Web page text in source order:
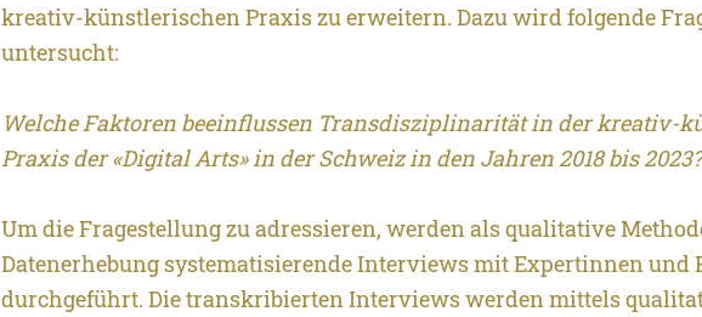
kreativ-künstlerischen Praxis zu erweitern. Dazu wird folgende
untersucht:
Welche Faktoren beeinflussen Transdisziplinarität in der kreativ-
Praxis der «Digital Arts» in der Schweiz in den Jahren 2018 bis 2023?
Um die Fragestellung zu adressieren, werden als qualitative
Datenerhebung systematisierende Interviews mit Expertinnen und
durchgeführt. Die transkribierten Interviews werden mittels